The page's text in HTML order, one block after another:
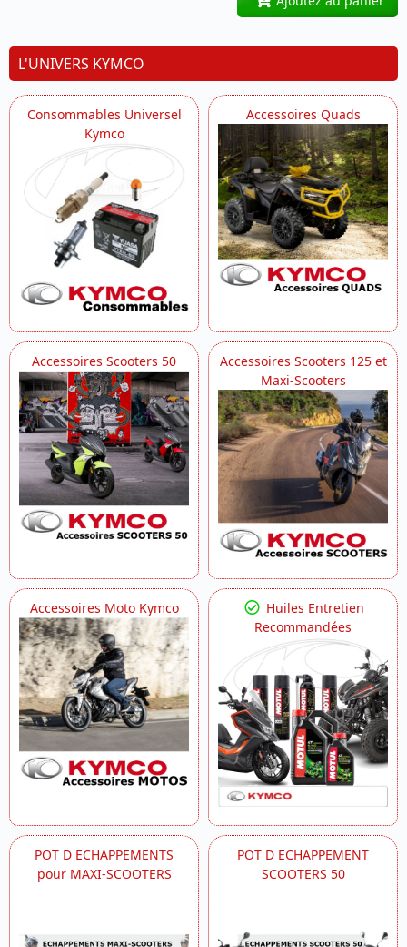
L'UNIVERS KYMCO
Consommables Universel
Kymco
Accessoires Quads
Accessoires Scooters 50
Accessoires Scooters 125 et
Maxi-Scooters
Accessoires Moto Kymco
Huiles Entretien
Recommandées
POT D ECHAPPEMENTS
pour MAXI-SCOOTERS
POT D ECHAPPEMENT
SCOOTERS 50